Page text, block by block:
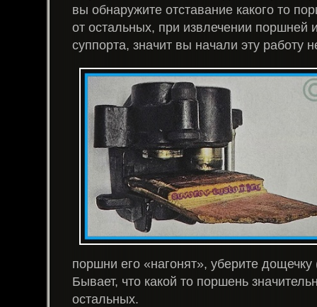
вы обнаружите отставание какого то
от остальных, при извлечении поршней
суппорта, значит вы начали эту работу
поршни его «нагонят», уберите дощечку
Бывает, что какой то поршень
остальных.